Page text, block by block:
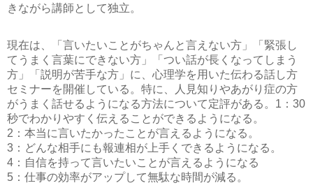
きながら講師として独立。
現在は、「言いたいことがちゃんと言えない方」「緊張し
てうまく言葉にできない方」「つい話が長くなってしまう
方」「説明が苦手な方」に、心理学を用いた伝わる話し方
セミナーを開催している。特に、人見知りやあがり症の方
がうまく話せるようになる方法について定評がある。 1：30
秒でわかりやすく伝えることができるようになる。
2：本当に言いたかったことが言えるようになる。
3：どんな相手にも報連相が上手くできるようになる。
4：自信を持って言いたいことが言えるようになる
5：仕事の効率がアップして無駄な時間が減る。